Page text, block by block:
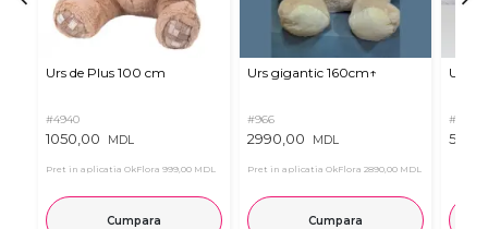
Urs de Plus 100 cm
#4940
1050,00 MDL
Pret in aplicatia OkFlora 999,00 MDL
Cumpara
Urs gigantic 160cm↑
#966
2990,00 MDL
Pret in aplicatia OkFlora 2890,00 MDL
Cumpara
Urs
#11